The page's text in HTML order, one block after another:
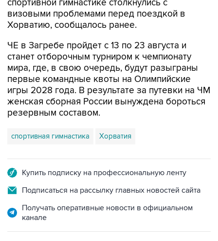
спортивной гимнастике столкнулись с
визовыми проблемами перед поездкой в
Хорватию, сообщалось ранее.
ЧЕ в Загребе пройдет с 13 по 23 августа и
станет отборочным турниром к чемпионату
мира, где, в свою очередь, будут разыграны
первые командные квоты на Олимпийские
игры 2028 года. В результате за путевки на ЧМ
женская сборная России вынуждена бороться
резервным составом.
спортивная гимнастика Хорватия
Купить подписку на профессиональную ленту
Подписаться на рассылку главных новостей сайта
Получать оперативные новости в официальном
канале